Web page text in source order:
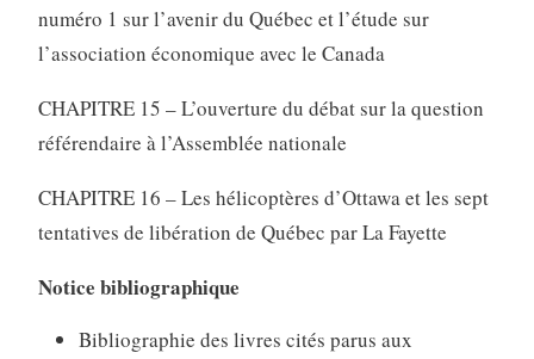
numéro 1 sur l’avenir du Québec et l’étude sur
l’association économique avec le Canada
CHAPITRE 15 – L’ouverture du débat sur la question
référendaire à l’Assemblée nationale
CHAPITRE 16 – Les hélicoptères d’Ottawa et les sept
tentatives de libération de Québec par La Fayette
Notice bibliographique
Bibliographie des livres cités parus aux